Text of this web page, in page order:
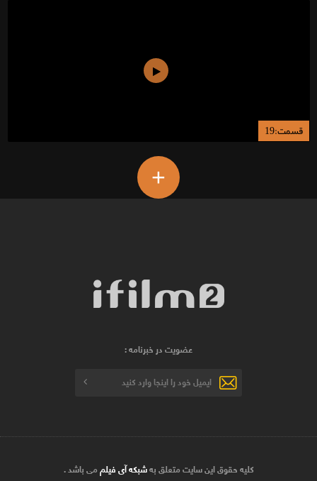
قسمت:19
+
عضویت در خبرنامه :
کلیه حقوق این سایت متعلق بهشبکه آی فیلممی باشد .